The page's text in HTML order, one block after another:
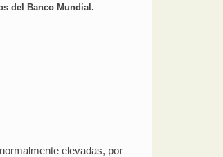
del Banco Mundial.
elevadas, por